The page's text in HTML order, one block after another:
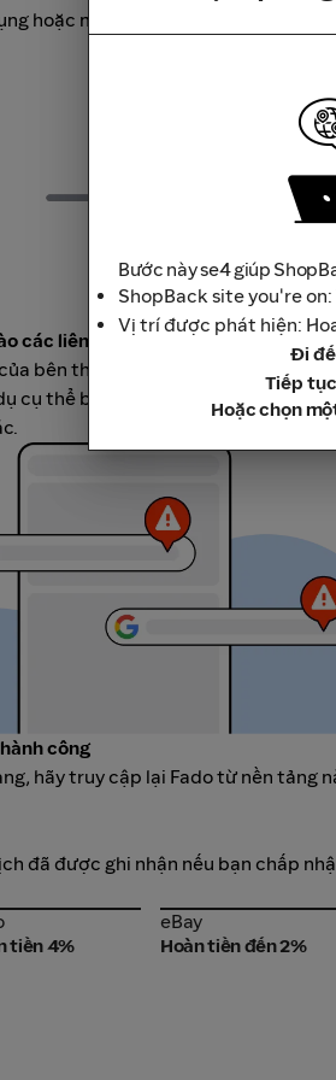
hoặc màn hình tải xuống, hãy bắt
các liên kết
bên thứ ba hay sử dụng VPN hoặc
cụ thể bao gồm: quảng cáo trên
công
hãy truy cập lại Fado từ nền tảng
đã được ghi nhận nếu bạn chấp
tiền 4%
eBay
eBay
Hoàn tiền đến 2%
Bước này se4 giúp
ShopBack site you're
Vị trí được phát hiện:
Đi
Tiếp
Hoặc chọn